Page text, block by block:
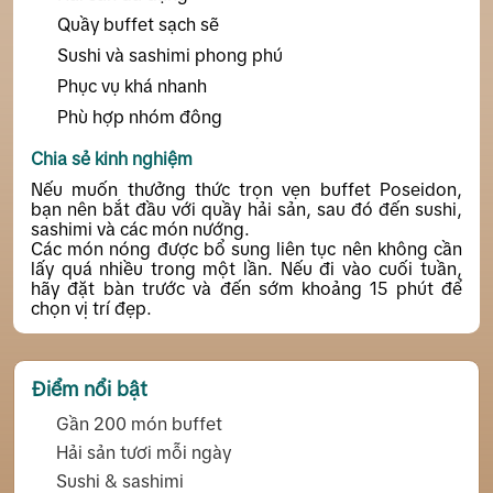
Quầy buffet sạch sẽ
Sushi và sashimi phong phú
Phục vụ khá nhanh
Phù hợp nhóm đông
Chia sẻ kinh nghiệm
Nếu muốn thưởng thức trọn vẹn buffet Poseidon,
bạn nên bắt đầu với quầy hải sản, sau đó đến sushi,
sashimi và các món nướng.
Các món nóng được bổ sung liên tục nên không cần
lấy quá nhiều trong một lần. Nếu đi vào cuối tuần,
hãy đặt bàn trước và đến sớm khoảng 15 phút để
chọn vị trí đẹp.
Điểm nổi bật
Gần 200 món buffet
Hải sản tươi mỗi ngày
Sushi & sashimi